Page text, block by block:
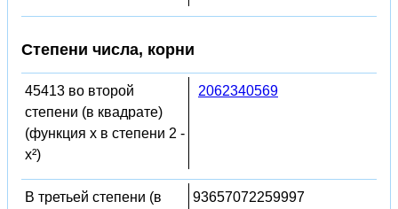
Степени числа, корни
45413 во второй
степени (в квадрате)
(функция x в степени 2 -
x²)
2062340569
В третьей степени (в
93657072259997